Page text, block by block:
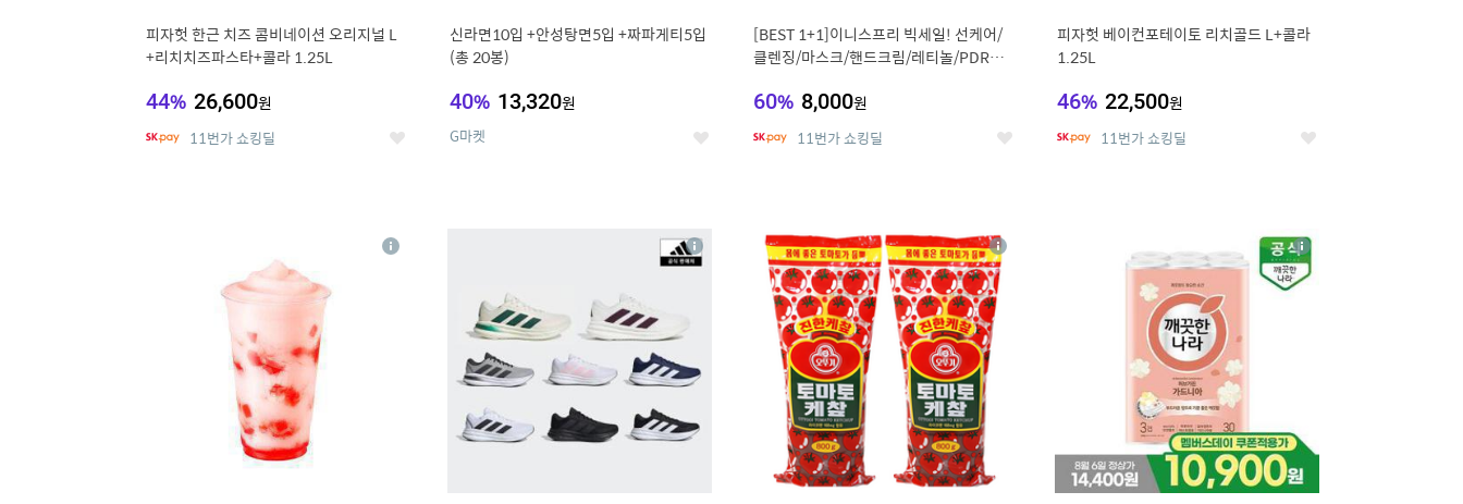
피자헛 한근 치즈 콤비네이션 오리지널 L
+리치치즈파스타+콜라 1.25L
44% 26,600원
11번가 쇼킹딜 좋
신라면10입 +안성탕면5입 +짜파게티5입
(총 20봉)
40% 13,320원
G마켓 좋
[BEST 1+1]이니스프리 빅세일! 선케어/
클렌징/마스크/핸드크림/레티놀/PDRN/
60% 8,000원
11번가 쇼킹딜 좋
피자헛 베이컨포테이토 리치골드 L+콜라
1.25L
46% 22,500원
11번가 쇼킹딜 좋
상 상
세
7
상
세
상
세